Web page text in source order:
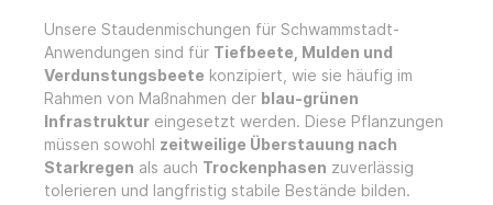
Unsere Staudenmischungen für Schwammstadt-
Anwendungen sind für Tiefbeete, Mulden und
Verdunstungsbeete konzipiert, wie sie häufig im
Rahmen von Maßnahmen der blau-grünen
Infrastruktur eingesetzt werden. Diese Pflanzungen
müssen sowohl zeitweilige Überstauung nach
Starkregen als auch Trockenphasen zuverlässig
tolerieren und langfristig stabile Bestände bilden.